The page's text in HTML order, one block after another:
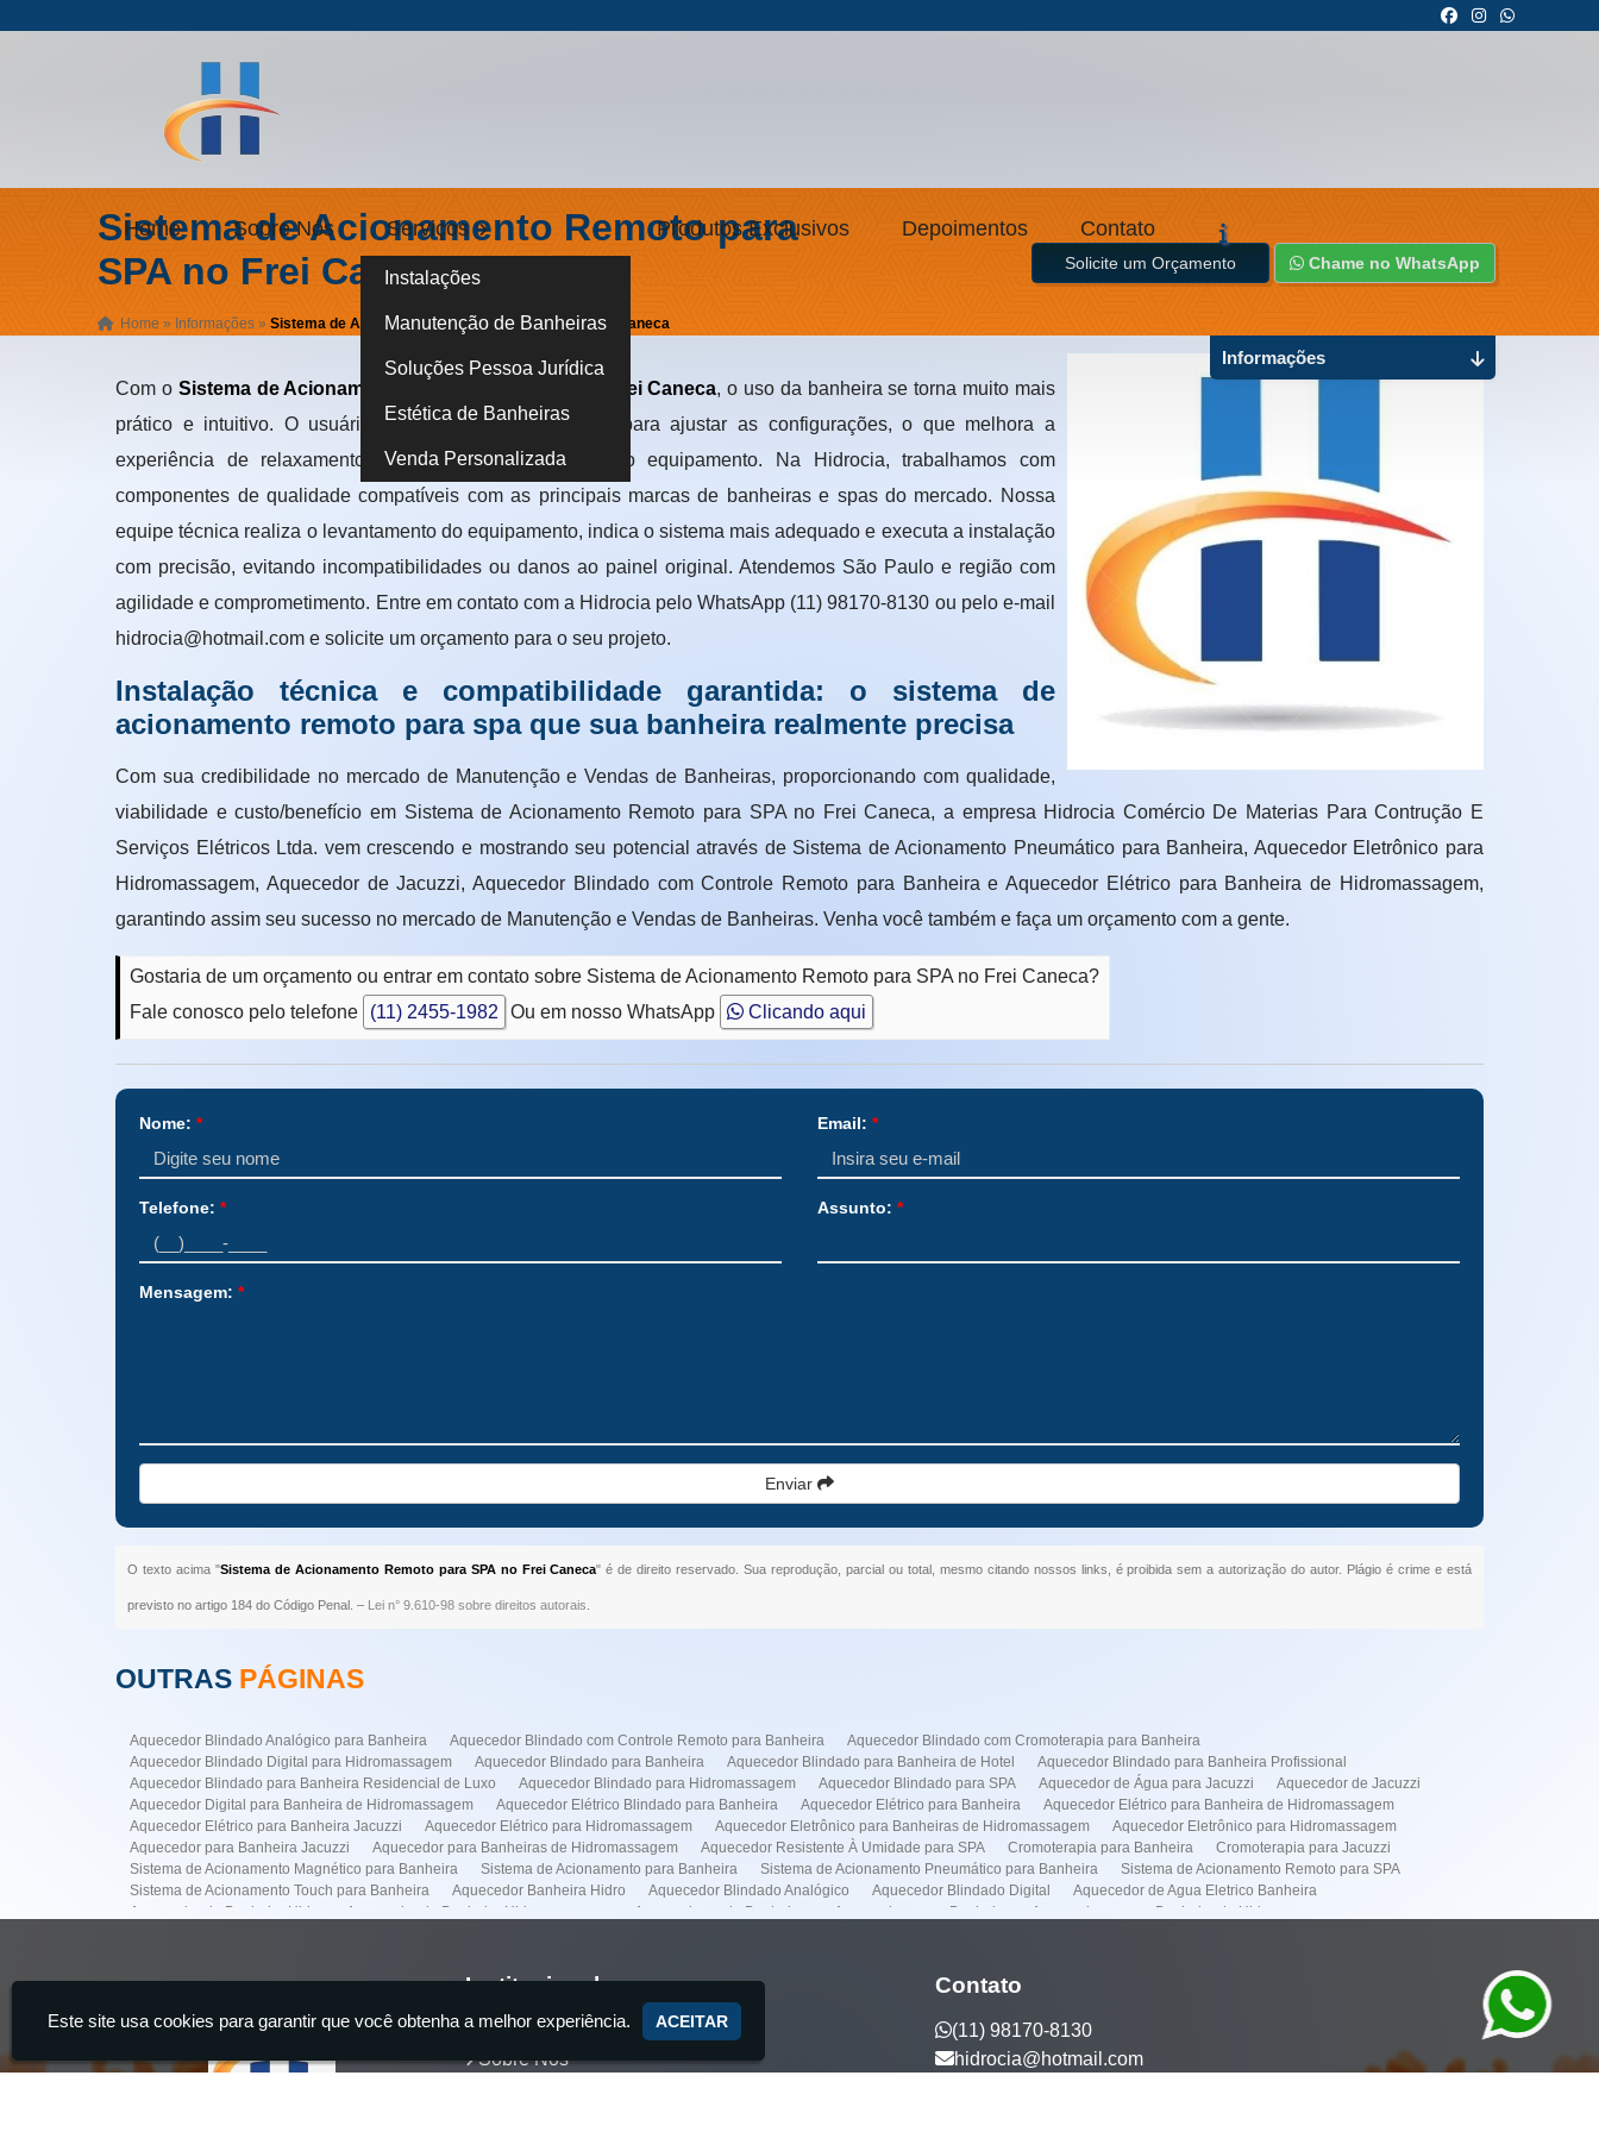
Home Sobre Nós Serviços
Instalações
Manutenção de Banheiras
Soluções Pessoa Jurídica
Estética de Banheiras
Venda Personalizada
Produtos Exclusivos Depoimentos Contato
Sistema de Acionamento Remoto para
SPA no Frei Caneca
Home » Informações »Sistema de Acionamento Remoto para SPA no Frei Caneca
Solicite um Orçamento Chame no WhatsApp
Com o Sistema de Acionamento Remoto para SPA no Frei Caneca, o uso da banheira se torna muito mais
prático e intuitivo. O usuário não precisa sair da água para ajustar as configurações, o que melhora a
experiência de relaxamento e aumenta a segurança do equipamento. Na Hidrocia, trabalhamos com
componentes de qualidade compatíveis com as principais marcas de banheiras e spas do mercado. Nossa
equipe técnica realiza o levantamento do equipamento, indica o sistema mais adequado e executa a instalação
com precisão, evitando incompatibilidades ou danos ao painel original. Atendemos São Paulo e região com
agilidade e comprometimento. Entre em contato com a Hidrocia pelo WhatsApp (11) 98170-8130 ou pelo e-mail
hidrocia@hotmail.com e solicite um orçamento para o seu projeto.
Instalação técnica e compatibilidade garantida: o sistema de
acionamento remoto para spa que sua banheira realmente precisa
Com sua credibilidade no mercado de Manutenção e Vendas de Banheiras, proporcionando com qualidade,
viabilidade e custo/benefício em Sistema de Acionamento Remoto para SPA no Frei Caneca, a empresa Hidrocia Comércio De Materias Para Contrução E
Serviços Elétricos Ltda. vem crescendo e mostrando seu potencial através de Sistema de Acionamento Pneumático para Banheira, Aquecedor Eletrônico para
Hidromassagem, Aquecedor de Jacuzzi, Aquecedor Blindado com Controle Remoto para Banheira e Aquecedor Elétrico para Banheira de Hidromassagem,
garantindo assim seu sucesso no mercado de Manutenção e Vendas de Banheiras. Venha você também e faça um orçamento com a gente.
Gostaria de um orçamento ou entrar em contato sobre Sistema de Acionamento Remoto para SPA no Frei Caneca?
Fale conosco pelo telefone
(11) 2455-1982 Ou em nosso WhatsApp Clicando aqui
Nome:* Email: *
Telefone:* Assunto: *
Mensagem:*
Enviar
O texto acima "Sistema de Acionamento Remoto para SPA no Frei Caneca" é de direito reservado. Sua reprodução, parcial ou total, mesmo citando nossos links, é proibida sem a autorização do autor. Plágio é crime e está
previsto no artigo 184 do Código Penal. – Lei n° 9.610-98 sobre direitos autorais
Informações
OUTRAS PÁGINAS
Aquecedor Blindado Analógico para Banheira Aquecedor Blindado com Controle Remoto para Banheira
Aquecedor Blindado com Cromoterapia para Banheira
Aquecedor Blindado Digital para Hidromassagem
Aquecedor Blindado para Banheira Aquecedor Blindado para Banheira de Hotel
Aquecedor Blindado para Banheira Profissional
Aquecedor Blindado para Banheira Residencial de Luxo
Aquecedor Blindado para Hidromassagem Aquecedor Blindado para SPA Aquecedor de Água para Jacuzzi
Aquecedor de Jacuzzi
Aquecedor Digital para Banheira de Hidromassagem
Aquecedor Elétrico Blindado para Banheira Aquecedor Elétrico para Banheira
Aquecedor Elétrico para Banheira de Hidromassagem
Aquecedor Elétrico para Banheira Jacuzzi
Aquecedor Elétrico para Hidromassagem Aquecedor Eletrônico para Banheiras de Hidromassagem
Aquecedor Eletrônico para Hidromassagem
Aquecedor para Banheira Jacuzzi
Aquecedor para Banheiras de Hidromassagem Aquecedor Resistente À Umidade para SPA Cromoterapia para Banheira
Cromoterapia para Jacuzzi
Sistema de Acionamento Magnético para Banheira
Sistema de Acionamento para Banheira Sistema de Acionamento Pneumático para Banheira
Sistema de Acionamento Remoto para SPA
Sistema de Acionamento Touch para Banheira
Aquecedor Banheira Hidro Aquecedor Blindado Analógico Aquecedor Blindado Digital
Aquecedor de Agua Eletrico Banheira
Aquecedor de Banheira Hidro
Aquecedor de Banheira Hidromassagem Aquecedores de Banheiras Aquecedores pra Banheira
Aquecedores para Banheira de Hidromassagem
Instalação de Banheira Jacuzzi Instalação de Banheira Simples
Manutenção Banheira Spa
Manutenção de Banheira de Hidro
Manutenção de Banheira Jacuzzi Manutenção de Banheira Spa Manutenção de Banheiras de Hidromassagens
Manutenção Predial Venda de Banheira Automação de Spa
Manutenção Banheira Spa na Faria Lima
Manutenção de Banheira no Frei Caneca Aquecedor Banheira Hidro em Higienópolis
Aquecedor Banheira Hidro em Itaim Bibi
Institucional
Home
Sobre Nós
Contato
(11) 98170-8130
hidrocia@hotmail.com
Este site usa cookies para garantir que você obtenha a melhor experiência. ACEITAR